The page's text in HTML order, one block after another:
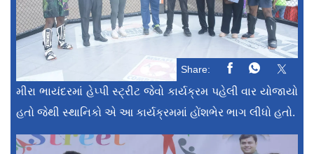
Share:
મીરા ભાયંદરમાં હેપ્પી સ્ટ્રીટ જેવો કાર્યક્રમ પહેલી વાર યોજાયો
હતો જેથી સ્થાનિકો એ આ કાર્યક્રમમાં હોંશભેર ભાગ લીધો હતો.